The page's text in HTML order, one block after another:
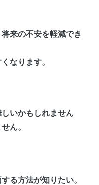
来の不安を軽減でき
なります。
いかもしれません
ん。
る方法が知りたい。